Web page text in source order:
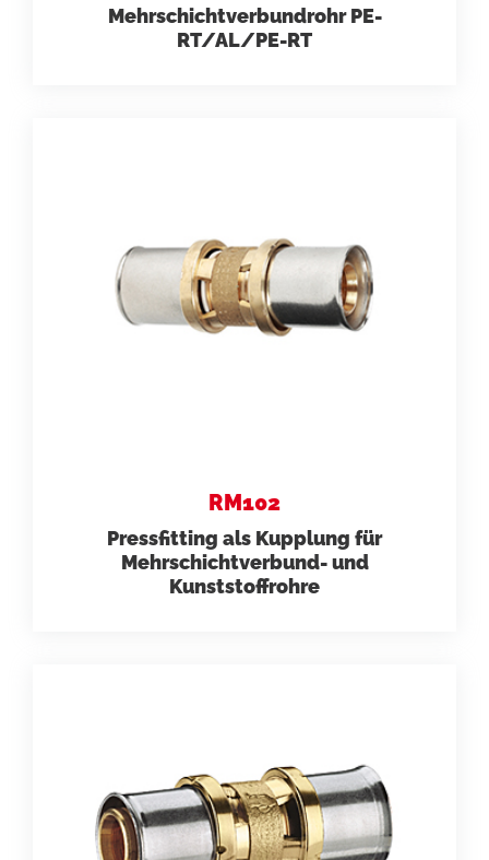
Mehrschichtverbundrohr PE-
RT/AL/PE-RT
RM102
Pressfitting als Kupplung für
Mehrschichtverbund- und
Kunststoffrohre